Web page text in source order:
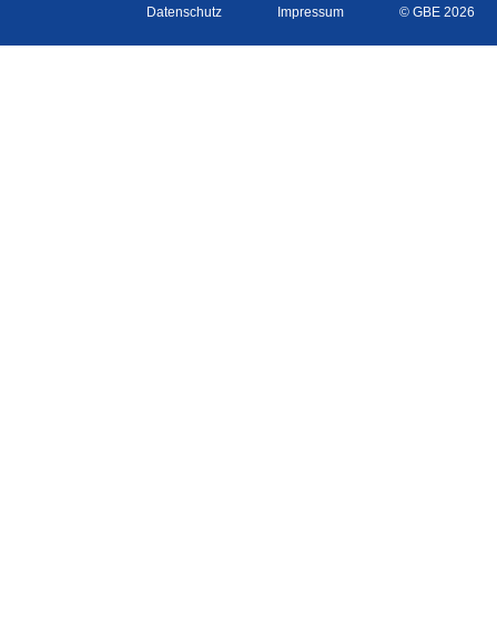
Datenschutz Impressum © GBE 2026